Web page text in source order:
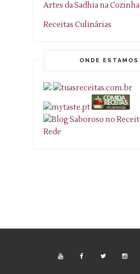
Artes da Sadhia na Cozinha
Receitas Culinárias
ONDE ESTAMOS